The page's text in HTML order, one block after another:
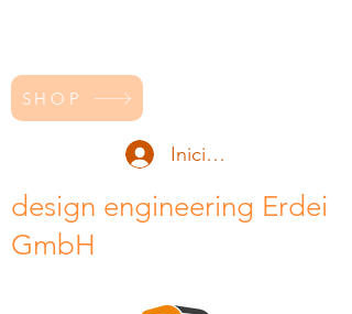
SHOP
Iniciar sesión
design engineering Erdei
GmbH